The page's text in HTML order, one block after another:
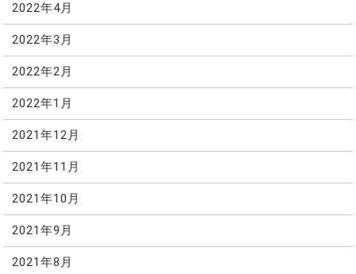
2022年4月
2022年3月
2022年2月
2022年1月
2021年12月
2021年11月
2021年10月
2021年9月
2021年8月